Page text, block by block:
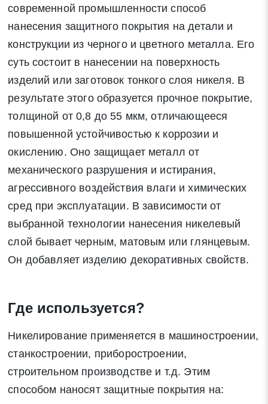
современной промышленности способ
нанесения защитного покрытия на детали и
конструкции из черного и цветного металла. Его
суть состоит в нанесении на поверхность
изделий или заготовок тонкого слоя никеля. В
результате этого образуется прочное покрытие,
толщиной от 0,8 до 55 мкм, отличающееся
повышенной устойчивостью к коррозии и
окислению. Оно защищает металл от
механического разрушения и истирания,
агрессивного воздействия влаги и химических
сред при эксплуатации. В зависимости от
выбранной технологии нанесения никелевый
слой бывает черным, матовым или глянцевым.
Он добавляет изделию декоративных свойств.
Где используется?
Никелирование применяется в машиностроении,
станкостроении, приборостроении,
строительном производстве и т.д. Этим
способом наносят защитные покрытия на: